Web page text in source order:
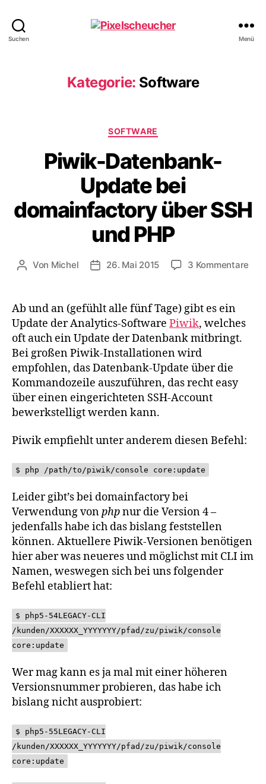
Suchen Menü
Kategorie: Software
Kategorien
SOFTWARE
Piwik-Datenbank-
Update bei
domainfactory über SSH
und PHP
Beitragsautor
Von Michel Veröffentlichungsdatum
26. Mai 2015 3 Kommentare
Ab und an (gefühlt alle fünf Tage) gibt es ein
Update der Analytics-Software Piwik, welches
oft auch ein Update der Datenbank mitbringt.
Bei großen Piwik-Installationen wird
empfohlen, das Datenbank-Update über die
Kommandozeile auszuführen, das recht easy
über einen eingerichteten SSH-Account
bewerkstelligt werden kann.
Piwik empfiehlt unter anderem diesen Befehl:
$ php /path/to/piwik/console core:update
Leider gibt’s bei domainfactory bei
Verwendung vonphpnur die Version 4 –
jedenfalls habe ich das bislang feststellen
können. Aktuellere Piwik-Versionen benötigen
hier aber was neueres und möglichst mit CLI im
Namen, weswegen sich bei uns folgender
Befehl etabliert hat:
$ php5-54LEGACY-CLI
/kunden/XXXXXX_YYYYYYY/pfad/zu/piwik/console
core:update
Wer mag kann es ja mal mit einer höheren
Versionsnummer probieren, das habe ich
bislang nicht ausprobiert:
$ php5-55LEGACY-CLI
/kunden/XXXXXX_YYYYYYY/pfad/zu/piwik/console
core:update